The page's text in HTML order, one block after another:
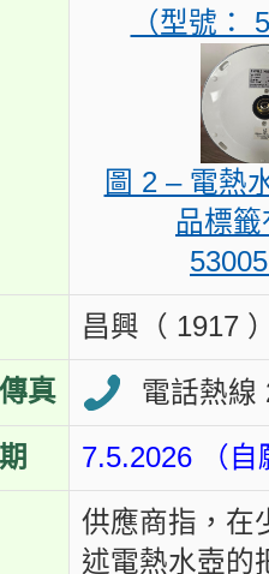
（型號：
圖 2 – 電熱
品標
昌興（ 1917
真 電話熱線
7.5.2026 （自
供應商指，在
述電熱水壺的